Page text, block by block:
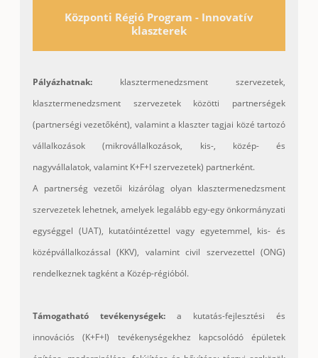
Központi Régió Program - Innovatív
klaszterek
Pályázhatnak: klasztermenedzsment szervezetek,
klasztermenedzsment szervezetek közötti partnerségek
(partnerségi vezetőként), valamint a klaszter tagjai közé tartozó
vállalkozások (mikrovállalkozások, kis-, közép- és
nagyvállalatok, valamint K+F+I szervezetek) partnerként.
A partnerség vezetői kizárólag olyan klasztermenedzsment
szervezetek lehetnek, amelyek legalább egy-egy önkormányzati
egységgel (UAT), kutatóintézettel vagy egyetemmel, kis- és
középvállalkozással (KKV), valamint civil szervezettel (ONG)
rendelkeznek tagként a Közép-régióból.
Támogatható tevékenységek: a kutatás-fejlesztési és
innovációs (K+F+I) tevékenységekhez kapcsolódó épületek